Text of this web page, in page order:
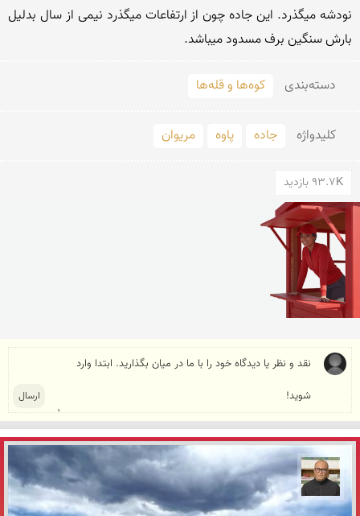
بارش سنگین برف مسدود میباشد.
دسته‌بندی کوه‌ها و قله‌ها
کلید‌واژه جاده پاوه مریوان
93.7K بازدید
مازیار ذاکری